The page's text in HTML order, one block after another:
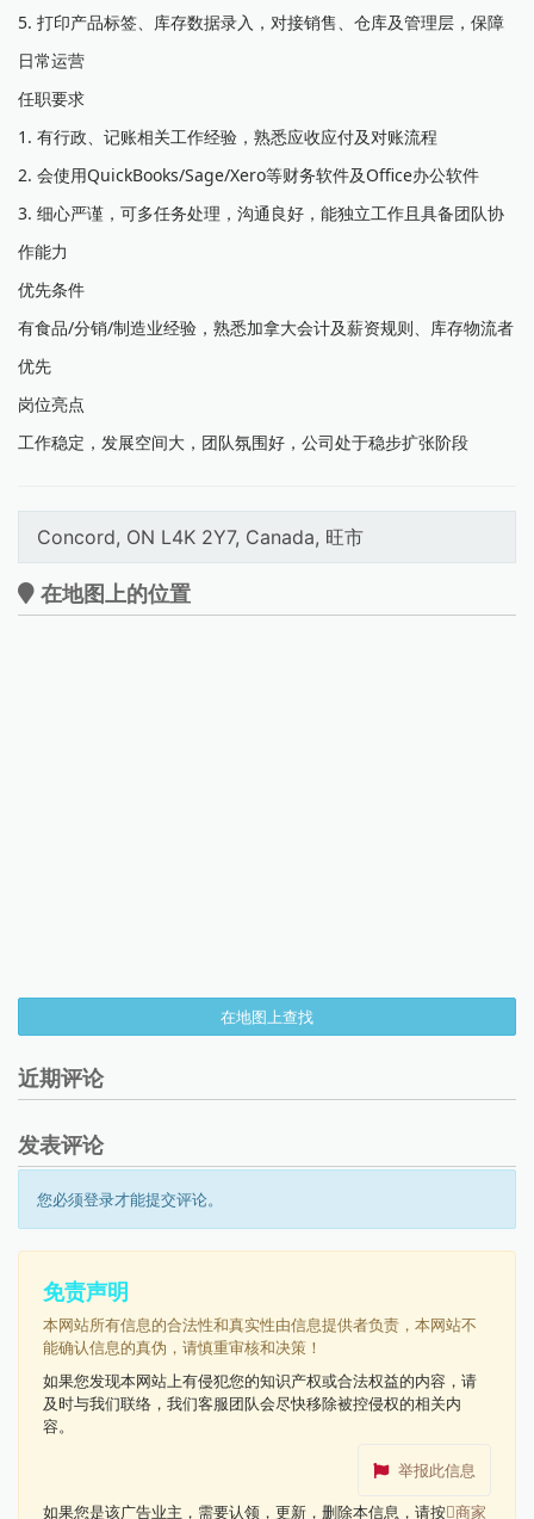
5. 打印产品标签、库存数据录入，对接销售、仓库及管理层，保障
日常运营
任职要求
1. 有行政、记账相关工作经验，熟悉应收应付及对账流程
2. 会使用QuickBooks/Sage/Xero等财务软件及Office办公软件
3. 细心严谨，可多任务处理，沟通良好，能独立工作且具备团队协
作能力
优先条件
有食品/分销/制造业经验，熟悉加拿大会计及薪资规则、库存物流者
优先
岗位亮点
工作稳定，发展空间大，团队氛围好，公司处于稳步扩张阶段
Concord, ON L4K 2Y7, Canada, 旺市
在地图上的位置
在地图上查找
近期评论
发表评论
您必须登录才能提交评论。
免责声明
本网站所有信息的合法性和真实性由信息提供者负责，本网站不
能确认信息的真伪，请慎重审核和决策！
如果您发现本网站上有侵犯您的知识产权或合法权益的内容，请
及时与我们联络，我们客服团队会尽快移除被控侵权的相关内
容。
举报此信息
如果您是该广告业主，需要认领，更新，删除本信息，请按 商家